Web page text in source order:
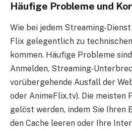
Häufige Probleme und
Wie bei jedem Streaming-
Flix gelegentlich zu
kommen. Häufige Probleme
Anmelden, Streaming-
vorübergehende Ausfall der
oder AnimeFlix.tv). Die meisten
gelöst werden, indem Sie Ihren
den Cache leeren oder Ihre